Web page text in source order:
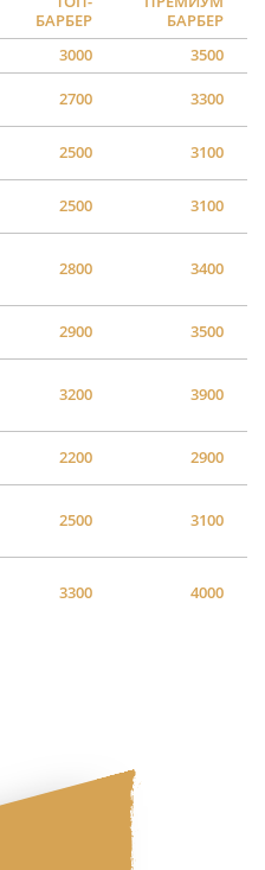
БАРБЕР
БАРБЕР
3000
3500
2700 3300
2500 3100
2500 3100
2800 3400
2900 3500
3200 3900
2200 2900
2500 3100
3300 4000